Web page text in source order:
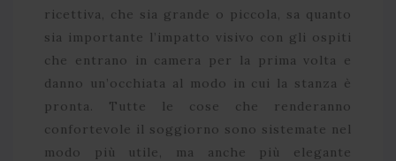
ricettiva, che sia grande o piccola, sa quanto
sia importante l’impatto visivo con gli ospiti
che entrano in camera per la prima volta e
danno un’occhiata al modo in cui la stanza è
pronta. Tutte le cose che renderanno
confortevole il soggiorno sono sistemate nel
modo più utile, ma anche più elegante